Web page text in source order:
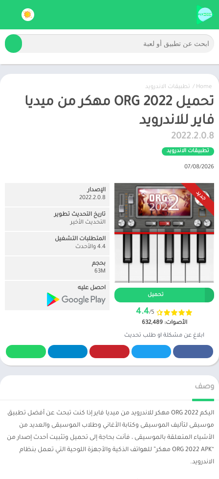
Home
/ تطبيقات الاندرويد
تحميل ORG 2022 مهكر من ميديا
فاير للاندرويد
2022.2.0.8
تطبيقات الاندرويد
07/08/2026
جديد
تحميل
4.4/5
الأصوات: 632,489
ابلاغ عن مشكلة او طلب تحديث
الإصدار
2022.2.0.8
تاريخ التحديث تطوير
التحديث الأخير
المتطلبات التشغيل
4.4 والأحدث
بحجم
63M
احصل عليه
وصف
اليكم ORG 2022 مهكر للاندرويد من ميديا فاير إذا كنت تبحث عن أفضل تطبيق
موسيقى لتأليف الموسيقى وكتابة الأغاني وطلاب الموسيقى والعديد من
الأشياء المتعلقة بالموسيقى ، فأنت بحاجة إلى تحميل وتثبيت أحدث إصدار من
“ORG 2022 APK مهكر” للهواتف الذكية والأجهزة اللوحية التي تعمل بنظام
الاندرويد.